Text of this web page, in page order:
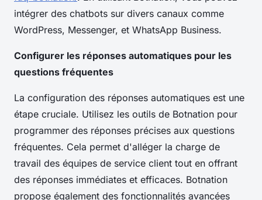
intégrer des chatbots sur divers canaux comme
WordPress, Messenger, et WhatsApp Business.
Configurer les réponses automatiques pour les
questions fréquentes
La configuration des réponses automatiques est une
étape cruciale. Utilisez les outils de Botnation pour
programmer des réponses précises aux questions
fréquentes. Cela permet d'alléger la charge de
travail des équipes de service client tout en offrant
des réponses immédiates et efficaces. Botnation
propose également des fonctionnalités avancées